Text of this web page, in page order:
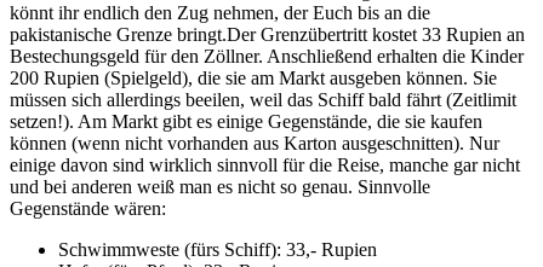
könnt ihr endlich den Zug nehmen, der Euch bis an die
pakistanische Grenze bringt.Der Grenzübertritt kostet 33 Rupien an
Bestechungsgeld für den Zöllner. Anschließend erhalten die Kinder
200 Rupien (Spielgeld), die sie am Markt ausgeben können. Sie
müssen sich allerdings beeilen, weil das Schiff bald fährt (Zeitlimit
setzen!). Am Markt gibt es einige Gegenstände, die sie kaufen
können (wenn nicht vorhanden aus Karton ausgeschnitten). Nur
einige davon sind wirklich sinnvoll für die Reise, manche gar nicht
und bei anderen weiß man es nicht so genau. Sinnvolle
Gegenstände wären:
Schwimmweste (fürs Schiff): 33,- Rupien